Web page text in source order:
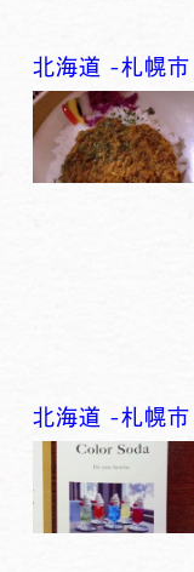
北海道 -札幌市
北海道 -札幌市